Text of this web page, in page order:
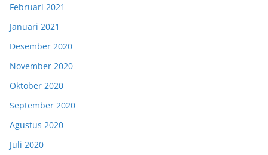
Februari 2021
Januari 2021
Desember 2020
November 2020
Oktober 2020
September 2020
Agustus 2020
Juli 2020